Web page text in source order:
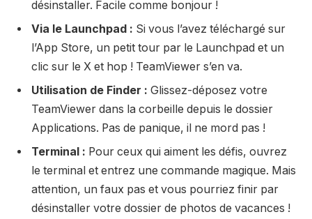
désinstaller. Facile comme bonjour !
Via le Launchpad : Si vous l’avez téléchargé sur
l’App Store, un petit tour par le Launchpad et un
clic sur le X et hop ! TeamViewer s’en va.
Utilisation de Finder : Glissez-déposez votre
TeamViewer dans la corbeille depuis le dossier
Applications. Pas de panique, il ne mord pas !
Terminal : Pour ceux qui aiment les défis, ouvrez
le terminal et entrez une commande magique. Mais
attention, un faux pas et vous pourriez finir par
désinstaller votre dossier de photos de vacances !